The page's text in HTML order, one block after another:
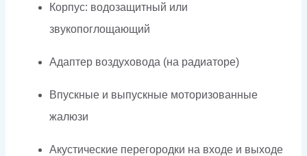
Корпус: водозащитный или
звукопоглощающий
Адаптер воздуховода (на радиаторе)
Впускные и выпускные моторизованные
жалюзи
Акустические перегородки на входе и выходе